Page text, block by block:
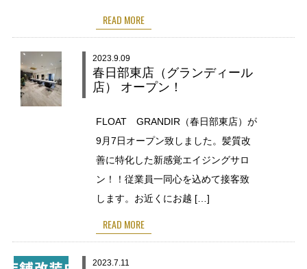
READ MORE
2023.9.09
春日部東店（グランディール
店） オープン！
FLOAT GRANDIR（春日部東店）が
9月7日オープン致しました。髪質改
善に特化した新感覚エイジングサロ
ン！！従業員一同心を込めて接客致
します。お近くにお越 […]
READ MORE
2023.7.11